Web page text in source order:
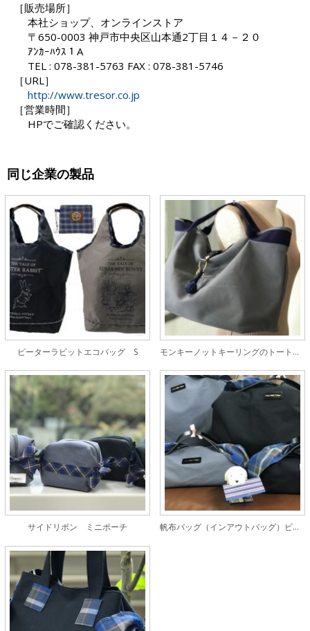
［販売場所］
本社ショップ、オンラインストア
〒650-0003 神戸市中央区山本通2丁目１４－２０
ｱﾝｶｰﾊｳｽ１A
TEL : 078-381-5763 FAX : 078-381-5746
［URL］
http://www.tresor.co.jp
［営業時間］
HPでご確認ください。
同じ企業の製品
ピーターラビットエコバッグ S モンキーノットキーリングのトートバッグ
サイドリボン ミニポーチ 帆布バッグ（インアウトバッグ）ビッグ